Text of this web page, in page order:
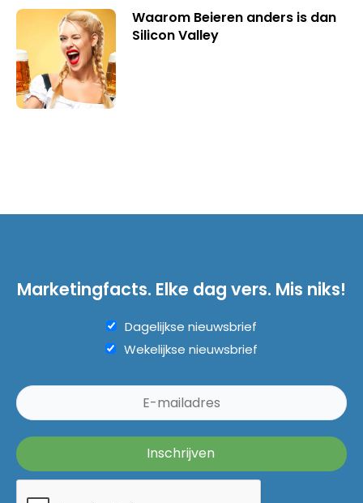
Waarom Beieren anders is dan
Silicon Valley
Marketingfacts. Elke dag vers. Mis niks!
Dagelijkse nieuwsbrief
Wekelijkse nieuwsbrief